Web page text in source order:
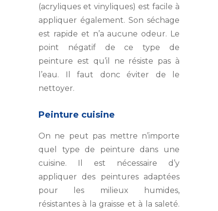
(acryliques et vinyliques) est facile à
appliquer également. Son séchage
est rapide et n’a aucune odeur. Le
point négatif de ce type de
peinture est qu’il ne résiste pas à
l’eau. Il faut donc éviter de le
nettoyer.
Peinture cuisine
On ne peut pas mettre n’importe
quel type de peinture dans une
cuisine. Il est nécessaire d’y
appliquer des peintures adaptées
pour les milieux humides,
résistantes à la graisse et à la saleté.